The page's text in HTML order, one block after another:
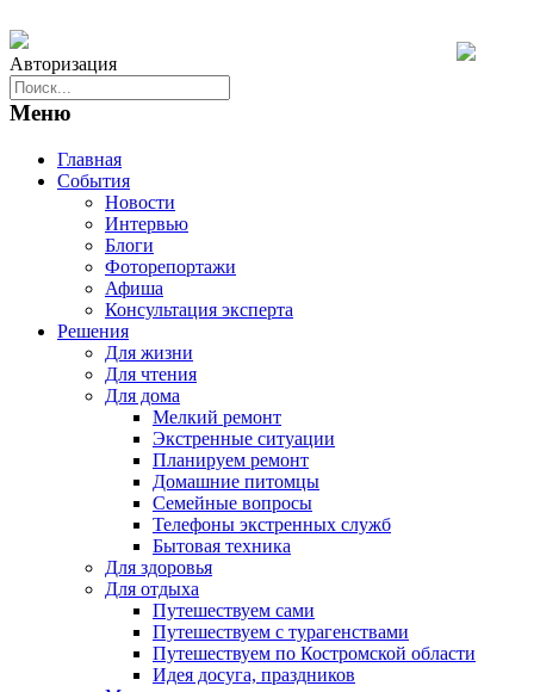
Авторизация
Меню
Главная
События
Новости
Интервью
Блоги
Фоторепортажи
Афиша
Консультация эксперта
Решения
Для жизни
Для чтения
Для дома
Мелкий ремонт
Экстренные ситуации
Планируем ремонт
Домашние питомцы
Семейные вопросы
Телефоны экстренных служб
Бытовая техника
Для здоровья
Для отдыха
Путешествуем сами
Путешествуем с турагенствами
Путешествуем по Костромской области
Идея досуга, праздников